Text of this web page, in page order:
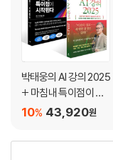
박태웅의 AI 강의 2025
+ 마침내 특이점이 시
작된다 세트43,920원
10%